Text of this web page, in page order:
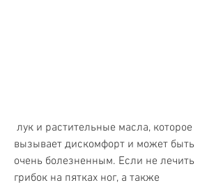
вызывает дискомфорт и может быть
очень болезненным. Если не лечить
грибок на пятках ног, а также